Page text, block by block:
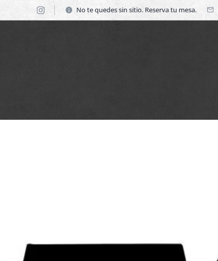
No te quedes sin sitio. Reserva tu mesa.